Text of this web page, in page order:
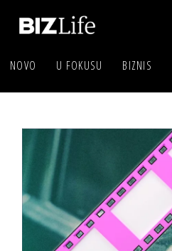
NOVO U FOKUSU BIZNIS